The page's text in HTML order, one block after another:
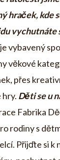
hraček, kde
vychutnáte
vybavený
věkové
přes
hry. Děti se u
Fabrika
rodiny s
Přijďte si k